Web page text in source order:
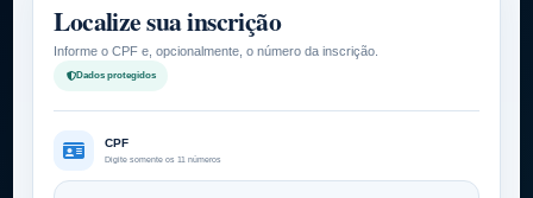
Localize sua inscrição
Informe o CPF e, opcionalmente, o número da inscrição.
Dados protegidos
CPF
Digite somente os 11 números